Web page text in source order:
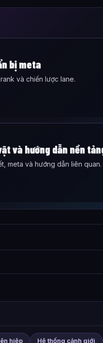
bị meta
và chiến lược lane.
và hướng dẫn nền
meta và hướng dẫn liên quan.
hiệp Hệ thống cảnh giới